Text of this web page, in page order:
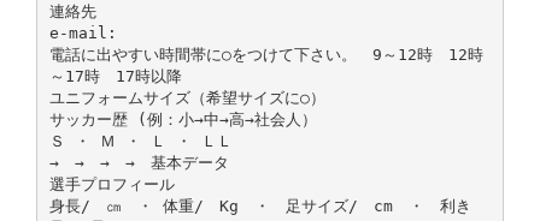
連絡先
e-mail:
電話に出やすい時間帯に○をつけて下さい。 9～12時 12時
～17時 17時以降
ユニフォームサイズ（希望サイズに○）
サッカー歴 (例：小→中→高→社会人）
Ｓ ・ Ｍ ・ Ｌ ・ ＬＬ
→ → → → 基本データ
選手プロフィール
身長/ ㎝ ・ 体重/ Kg ・ 足サイズ/ cm ・ 利き